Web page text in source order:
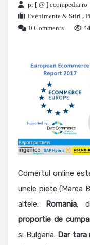
pr [ @ ] ecompedia ro
Evenimente & Stiri ,
0 Comments
Comertul online
unele piete (Marea
altele: Romania,
proportie de
si Bulgaria. Dar tara